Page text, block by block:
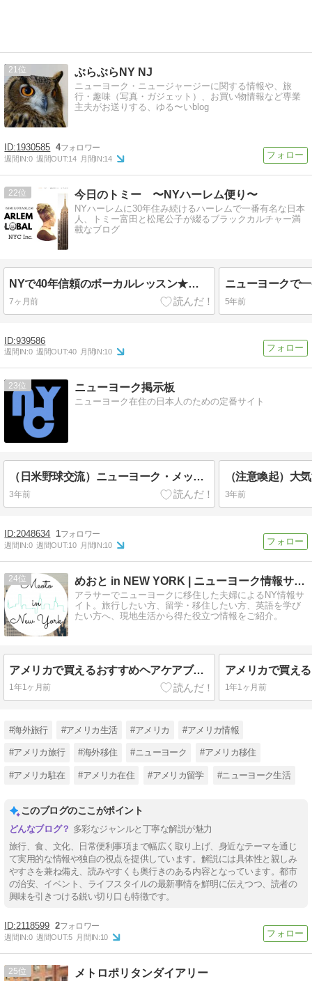
21 ぶらぶらNY NJ
ニューヨーク・ニュージャージーに関する情報や、旅
行・趣味（写真・ガジェット）、お買い物情報など専業
主夫がお送りする、ゆる〜いblog
1930585 4
週間IN:0 週間OUT:14 月間IN:14
22 今日のトミー 〜NYハーレム便り〜
NYハーレムに30年住み続けるハーレムで一番有名な日本
人、トミー富田と松尾公子が綴るブラックカルチャー満
載なブログ
NYで40年信頼のボーカルレッスン★ニューヨークNo.1のハーレムツアー★実績のあるNYコーディネート★NYハーレムのゴスペルの達人★新ウエブサイトはこちら
7ヶ月前 5年前
939586
週間IN:0 週間OUT:40 月間IN:10
23 ニューヨーク掲示板
ニューヨーク在住の日本人のための定番サイト
（日米野球交流）ニューヨーク・メッツJapanese Heritage Night開催（8月25日）のお知らせ
3年前
（注意喚起）大
3年前
2048634 1
週間IN:0 週間OUT:10 月間IN:10
24 めおと in NEW YORK | ニューヨーク情報サイト
アラサーでニューヨークに移住した夫婦によるNY情報サ
イト。旅行したい方、留学・移住したい方、英語を学び
たい方へ、現地生活から得た役立つ情報をご紹介。
アメリカで買えるおすすめヘアケアブランド３選[ニューヨーク在住現役美容師が厳選・シャンプー・コンディショナー]
1年1ヶ月前 1年1ヶ月前
#海外旅行 #アメリカ生活 #アメリカ #アメリカ情報
#アメリカ旅行 #海外移住 #ニューヨーク #アメリカ移住
#アメリカ駐在 #アメリカ在住 #アメリカ留学 #ニューヨーク生活
このブログのここがポイント
多彩なジャンルと丁寧な解説が魅力
旅行、食、文化、日常便利事項まで幅広く取り上げ、身近なテーマを通じ
て実用的な情報や独自の視点を提供しています。解説には具体性と親しみ
やすさを兼ね備え、読みやすくも奥行きのある内容となっています。都市
の治安、イベント、ライフスタイルの最新事情を鮮明に伝えつつ、読者の
興味を引きつける鋭い切り口も特徴です。
2118599 2
週間IN:0 週間OUT:5 月間IN:10
25 メトロポリタンダイアリー